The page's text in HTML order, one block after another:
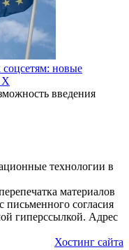
новые
X
введения
технологии в
материалов
письменного согласия
гиперссылкой. Адрес
Хостинг сайта